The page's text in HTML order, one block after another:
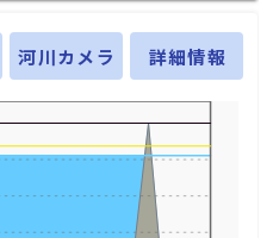
河川カメラ 詳細情報